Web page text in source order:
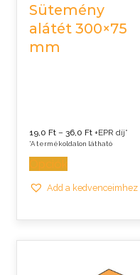
Sütemény
alátét 300×75
mm
19,0Ft – 36,0FtÁrtartomány:
19,0 Ft
-
+EPR díj*
*A termékoldalon látható
Opciók
Add a kedvenceimhez